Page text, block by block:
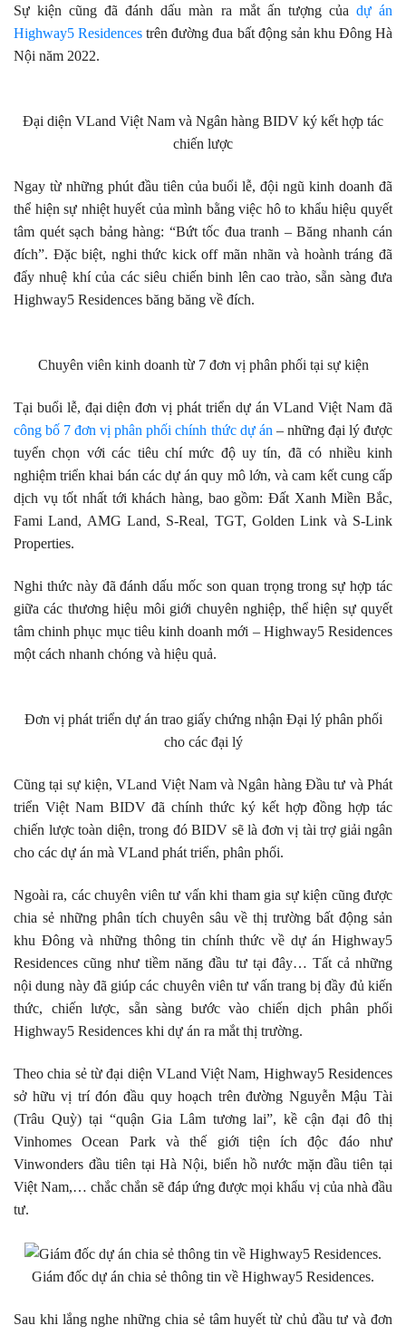
Sự kiện cũng đã đánh dấu màn ra mắt ấn tượng của dự án
Highway5 Residences trên đường đua bất động sản khu Đông Hà
Nội năm 2022.
Đại diện VLand Việt Nam và Ngân hàng BIDV ký kết hợp tác
chiến lược
Ngay từ những phút đầu tiên của buổi lễ, đội ngũ kinh doanh đã
thể hiện sự nhiệt huyết của mình bằng việc hô to khẩu hiệu quyết
tâm quét sạch bảng hàng: “Bứt tốc đua tranh – Băng nhanh cán
đích”. Đặc biệt, nghi thức kick off mãn nhãn và hoành tráng đã
đẩy nhuệ khí của các siêu chiến binh lên cao trào, sẵn sàng đưa
Highway5 Residences băng băng về đích.
Chuyên viên kinh doanh từ 7 đơn vị phân phối tại sự kiện
Tại buổi lễ, đại diện đơn vị phát triển dự án VLand Việt Nam đã
công bố 7 đơn vị phân phối chính thức dự án – những đại lý được
tuyển chọn với các tiêu chí mức độ uy tín, đã có nhiều kinh
nghiệm triển khai bán các dự án quy mô lớn, và cam kết cung cấp
dịch vụ tốt nhất tới khách hàng, bao gồm: Đất Xanh Miền Bắc,
Fami Land, AMG Land, S-Real, TGT, Golden Link và S-Link
Properties.
Nghi thức này đã đánh dấu mốc son quan trọng trong sự hợp tác
giữa các thương hiệu môi giới chuyên nghiệp, thể hiện sự quyết
tâm chinh phục mục tiêu kinh doanh mới – Highway5 Residences
một cách nhanh chóng và hiệu quả.
Đơn vị phát triển dự án trao giấy chứng nhận Đại lý phân phối
cho các đại lý
Cũng tại sự kiện, VLand Việt Nam và Ngân hàng Đầu tư và Phát
triển Việt Nam BIDV đã chính thức ký kết hợp đồng hợp tác
chiến lược toàn diện, trong đó BIDV sẽ là đơn vị tài trợ giải ngân
cho các dự án mà VLand phát triển, phân phối.
Ngoài ra, các chuyên viên tư vấn khi tham gia sự kiện cũng được
chia sẻ những phân tích chuyên sâu về thị trường bất động sản
khu Đông và những thông tin chính thức về dự án Highway5
Residences cũng như tiềm năng đầu tư tại đây… Tất cả những
nội dung này đã giúp các chuyên viên tư vấn trang bị đầy đủ kiến
thức, chiến lược, sẵn sàng bước vào chiến dịch phân phối
Highway5 Residences khi dự án ra mắt thị trường.
Theo chia sẻ từ đại diện VLand Việt Nam, Highway5 Residences
sở hữu vị trí đón đầu quy hoạch trên đường Nguyễn Mậu Tài
(Trâu Quỳ) tại “quận Gia Lâm tương lai”, kề cận đại đô thị
Vinhomes Ocean Park và thế giới tiện ích độc đáo như
Vinwonders đầu tiên tại Hà Nội, biển hồ nước mặn đầu tiên tại
Việt Nam,… chắc chắn sẽ đáp ứng được mọi khẩu vị của nhà đầu
tư.
Giám đốc dự án chia sẻ thông tin về Highway5 Residences.
Sau khi lắng nghe những chia sẻ tâm huyết từ chủ đầu tư và đơn